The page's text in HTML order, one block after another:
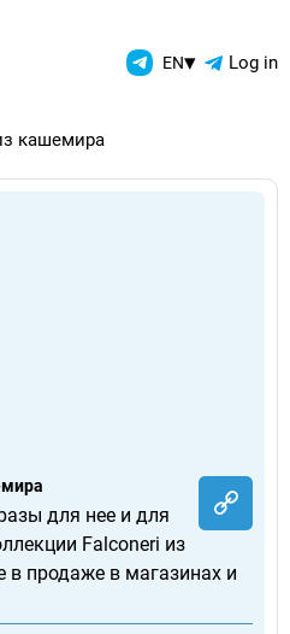
— EN▾ Log in
кашемира
для нее и для
Falconeri из
продаже в магазинах и